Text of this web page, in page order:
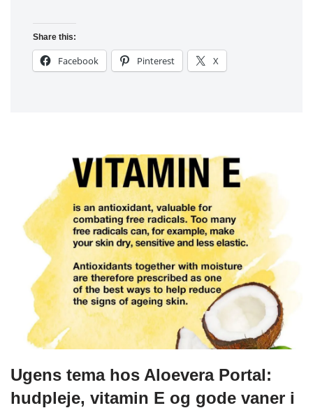
Share this:
Facebook Pinterest X
Ugens tema hos Aloevera Portal:
hudpleje, vitamin E og gode vaner i